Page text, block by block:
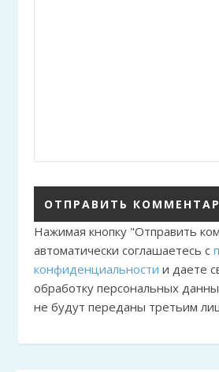
Нажимая кнопку "Отправить
автоматически соглашаетесь с
конфиденциальности и даете
обработку персональных
не будут переданы третьим